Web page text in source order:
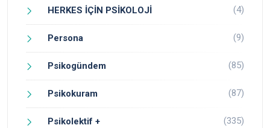
HERKES İÇİN PSİKOLOJİ (4)
Persona (9)
Psikogündem (85)
Psikokuram (87)
Psikolektif + (335)